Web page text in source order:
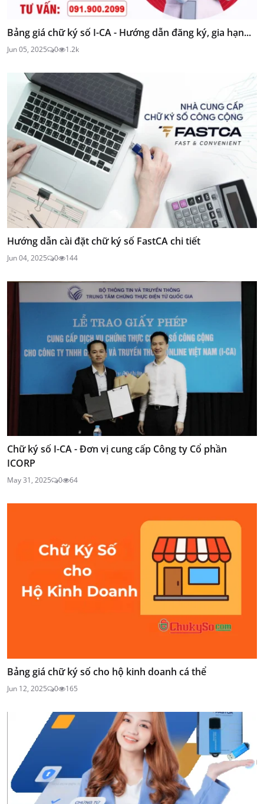
Bảng giá chữ ký số I-CA - Hướng dẫn đăng ký, gia hạn...
Jun 05, 2025 0 1.2k
Hướng dẫn cài đặt chữ ký số FastCA chi tiết
Jun 04, 2025 0 144
Chữ ký số I-CA - Đơn vị cung cấp Công ty Cổ phần
ICORP
May 31, 2025 0 64
Bảng giá chữ ký số cho hộ kinh doanh cá thể
Jun 12, 2025 0 165